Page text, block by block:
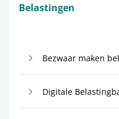
Belastingen
Bezwaar maken
Digitale